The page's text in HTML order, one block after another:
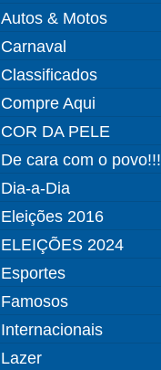
Autos & Motos
Carnaval
Classificados
Compre Aqui
COR DA PELE
De cara com o povo!!!
Dia-a-Dia
Eleições 2016
ELEIÇÕES 2024
Esportes
Famosos
Internacionais
Lazer